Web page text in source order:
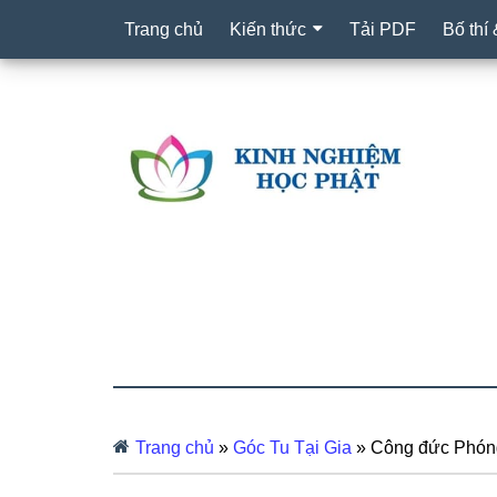
Trang chủ Kiến thức Tải PDF Bố thí
Trang chủ » Góc Tu Tại Gia » Công đức